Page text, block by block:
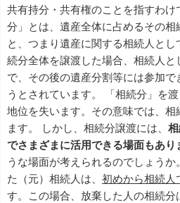
共有持分・共有権のことを指すわ
分」とは、遺産全体に占めるその相
と、つまり遺産に関する相続人と
続分全体を譲渡した場合、相続人
で、その後の遺産分割等には参加
うとされています。 「相続分」を
地位を失います。その意味では、相
ます。 しかし、相続分譲渡には、
でさまざまに活用できる場面もあり
うな場面が考えられるのでしょう
た（元）相続人は、 初めから相続人
す。この場合、放棄した人の相続分